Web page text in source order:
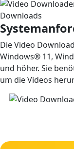
Die Video
Windows® 11,
und höher. Sie
um die Videos